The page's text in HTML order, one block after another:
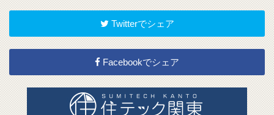
Twitterでシェア
Facebookでシェア